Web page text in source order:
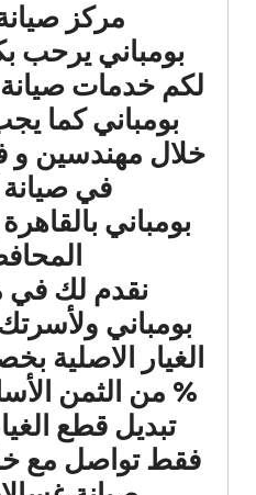
مركز
بومباني يرحب
لكم خدمات
بومباني كما
خلال مهندسين و
في صيانة
بومباني
نقدم لك في
بومباني
% من الثمن
تبديل قطع
فقط تواصل مع